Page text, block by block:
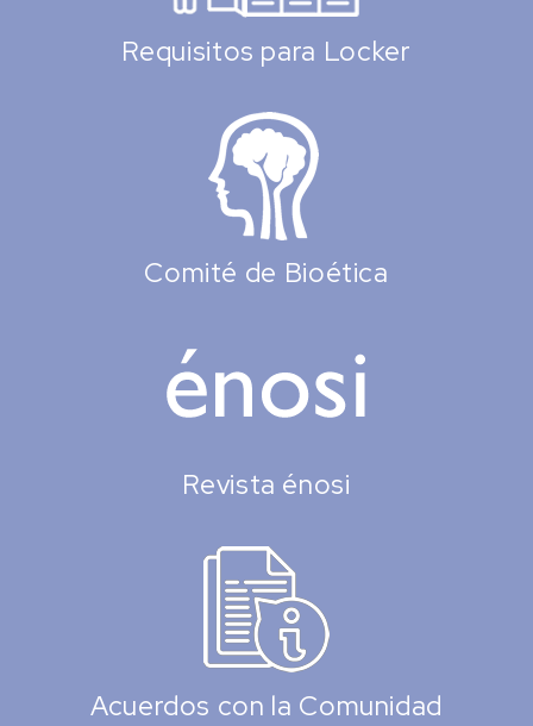
Requisitos para Locker
Comité de Bioética
Revista énosi
Acuerdos con la Comunidad